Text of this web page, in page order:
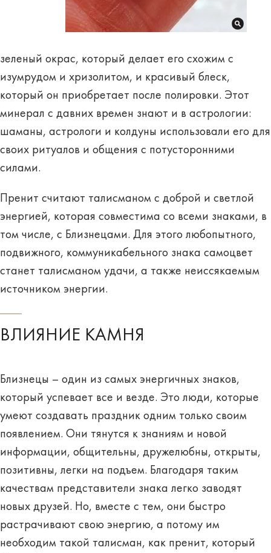
зеленый окрас, который делает его схожим с
изумрудом и хризолитом, и красивый блеск,
который он приобретает после полировки. Этот
минерал с давних времен знают и в астрологии:
шаманы, астрологи и колдуны использовали его для
своих ритуалов и общения с потусторонними
силами.
Пренит считают талисманом с доброй и светлой
энергией, которая совместима со всеми знаками, в
том числе, с Близнецами. Для этого любопытного,
подвижного, коммуникабельного знака самоцвет
станет талисманом удачи, а также неиссякаемым
источником энергии.
ВЛИЯНИЕ КАМНЯ
Близнецы – один из самых энергичных знаков,
который успевает все и везде. Это люди, которые
умеют создавать праздник одним только своим
появлением. Они тянутся к знаниям и новой
информации, общительны, дружелюбны, открыты,
позитивны, легки на подъем. Благодаря таким
качествам представители знака легко заводят
новых друзей. Но, вместе с тем, они быстро
растрачивают свою энергию, а потому им
необходим такой талисман, как пренит, который